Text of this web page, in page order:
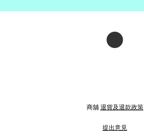
商舖 退貨及退款政策
提出意見